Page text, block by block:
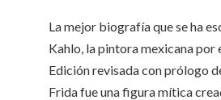
La mejor biografía que se ha
Kahlo, la pintora mexicana por
Edición revisada con prólogo
Frida fue una figura mítica